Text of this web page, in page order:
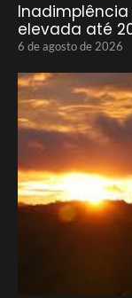
elevada até
6 de agosto de 2026